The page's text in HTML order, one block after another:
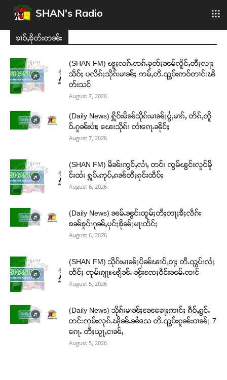
SHAN's Radio
ၶၢဝ်ႇၶိုတ်းတၼ်း
(SHAN FM) ၽူႈလၵ်ႉၸၵ်ႉၶုတ်ႈၼမ်လိူင်ႇတီႈလႃႈ
သဵဝ်ႈ ပလိၵ်ႈသိုၵ်းမၢၼ်ႈ ဢမ်ႇတီႉၺွပ်းဢဝ်တၢင်းၽိ
တ်းသင်
August 7, 2026
(Daily News) ႁိူဝ်းမိၼ်သိုၵ်းမၢၼ်ႈပွႆႇမၢၵ်ႇ တႅၵ်ႇတိူ
ဝ်ႉၵူၼ်းပၢႆႈ ၽေးသိုၵ်း တၢႆၵေႃႉၼိုင်ႈ
August 7, 2026
(SHAN FM) မိၼ်းဢွင်ႇလၢႆႇ တင်း ၸွမ်ၽွင်းလူင်မိူ
င်းထႆး ႁူပ်ႉဢုပ်ႇၵၼ်တီႈၵုင်းထဵပ်ႈ
August 6, 2026
(Daily News) ၼမ်ႉၼွင်းထူမ်ႈတီႈတႃႈၶီႈလဵၵ်း
ၶၼ်ၶူဝ်းၵုၼ်ႇပုင်ႈၶိုၼ်ႈမႃးထႅင်ႈ
August 6, 2026
(SHAN FM) သိုၵ်းမၢၼ်ႈပိုၼ်ၽၢဝ်ႇဝႃႈ တီႉၺွပ်းလႆႈ
ထႅင်ႈ ၸုမ်းၵျႃႊၽျႅၼ်ႉ ၼႂ်းၸႄႈဝဵင်းၼမ်ႉၸၢင်
August 5, 2026
(Daily News) သိုၵ်းမၢၼ်ႈၼႄၶေႃႈဢၢင်ႈ ၵဵဝ်ႇၵွင်ႉ
တင်းၸုမ်းလုၵ်ႉၽိုၼ်ႉၼႆသေ တီႉၺွပ်းၵူၼ်းဝၢၼ်ႈ 7
ၵေႃႉ တီႈယႂႃႇငၢၼ်ႇ
August 5, 2026